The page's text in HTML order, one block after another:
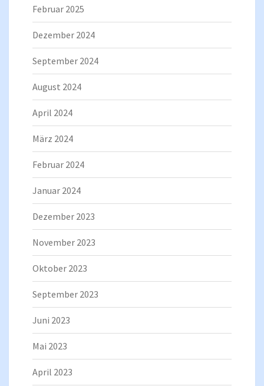
Februar 2025
Dezember 2024
September 2024
August 2024
April 2024
März 2024
Februar 2024
Januar 2024
Dezember 2023
November 2023
Oktober 2023
September 2023
Juni 2023
Mai 2023
April 2023